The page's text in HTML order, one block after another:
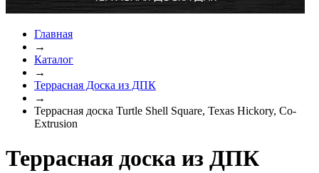
Главная
→
Каталог
→
Террасная Доска из ДПК
→
Террасная доска Turtle Shell Square, Texas Hickory, Co-
Extrusion
Террасная доска из ДПК